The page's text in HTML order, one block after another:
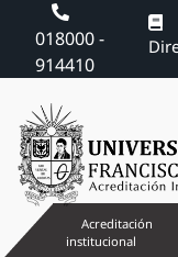
018000 -
914410
Acreditación
institucional